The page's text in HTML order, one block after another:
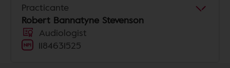
Practicante
Robert Bannatyne Stevenson
Audiologist
1184631525